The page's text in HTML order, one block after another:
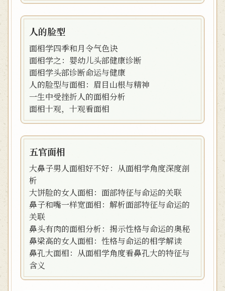
人的脸型
面相学四季和月令气色诀
面相学之：婴幼儿头部健康诊断
面相学头部诊断命运与健康
人的脸型与面相：眉目山根与精神
一生中受挫折人的面相分析
面相十观，十观看面相
五官面相
大鼻子男人面相好不好：从面相学角度深度剖
析
大饼脸的女人面相：面部特征与命运的关联
鼻子和嘴一样宽面相：解析面部特征与命运的
关联
鼻头有肉的面相分析：揭示性格与命运的奥秘
鼻梁高的女人面相：性格与命运的相学解读
鼻孔大面相：从面相学角度看鼻孔大的特征与
含义